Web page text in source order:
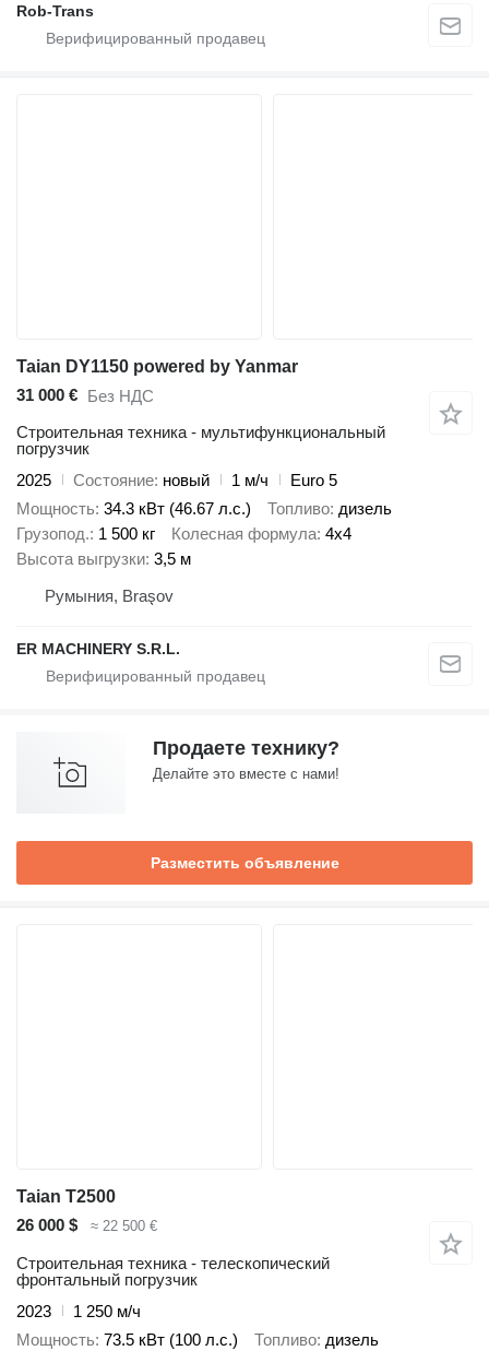
Rob-Trans
Taian DY1150 powered by Yanmar
31 000 € Без НДС
Строительная техника - мультифункциональный
погрузчик
2025
Состояние новый 1 м/ч
Euro 5
Мощность 34.3 кВт (46.67 л.с.) Топливо дизель
Грузопод. 1 500 кг Колесная формула 4x4
Высота выгрузки 3,5 м
Румыния, Braşov
ER MACHINERY S.R.L.
Продаете технику?
Делайте это вместе с нами!
Разместить объявление
Taian T2500
26 000 $
≈ 22 500 €
Строительная техника - телескопический
фронтальный погрузчик
2023
1 250 м/ч
Мощность 73.5 кВт (100 л.с.) Топливо дизель